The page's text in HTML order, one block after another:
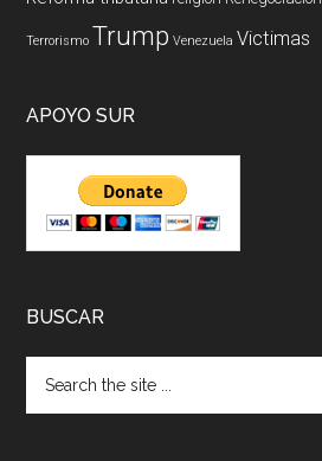
Terrorismo Trump Venezuela Victimas
APOYO SUR
BUSCAR